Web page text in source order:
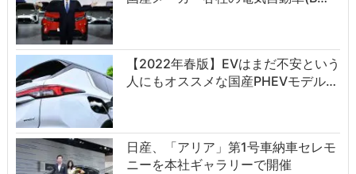
【2022年春版】EVはまだ不安という
人にもオススメな国産PHEVモデル…
日産、「アリア」第1号車納車セレモ
ニーを本社ギャラリーで開催